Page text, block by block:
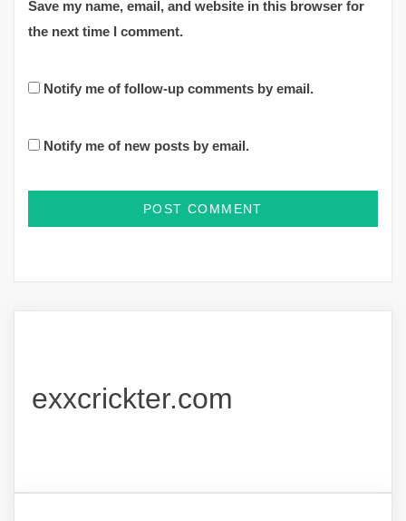
Save my name, email, and website in this browser for
the next time I comment.
Notify me of follow-up comments by email.
Notify me of new posts by email.
exxcrickter.com